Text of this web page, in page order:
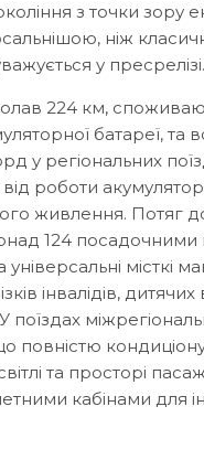
з точки зору
ніж
у пресрелізі.
224 км,
батареї, та
у регіональних
від роботи
живлення. Потяг
124 посадочними
місткі
інвалідів, дитячих
поїздах
повністю
та просторі
кабінами для